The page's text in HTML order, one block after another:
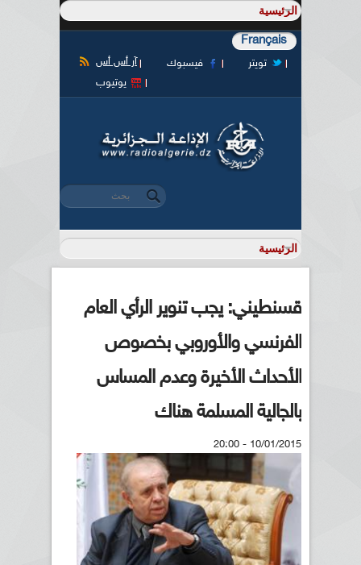
Français
آر أس أس فيسبوك
تويتر
يوتيوب
استمارة البحث
‏بحث ‏
قسنطيني: يجب تنوير الرأي العام
الفرنسي والأوروبي بخصوص
الأحداث الأخيرة وعدم المساس
بالجالية المسلمة هناك
10/01/2015 - 20:00